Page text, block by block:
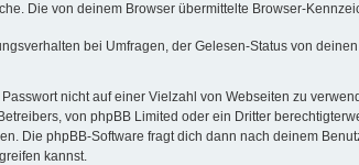
Die von deinem Browser übermittelte Browser-
bei Umfragen, der Gelesen-Status von
nicht auf einer Vielzahl von Webseiten zu
von phpBB Limited oder ein Dritter
Die phpBB-Software fragt dich dann nach deinem
kannst.